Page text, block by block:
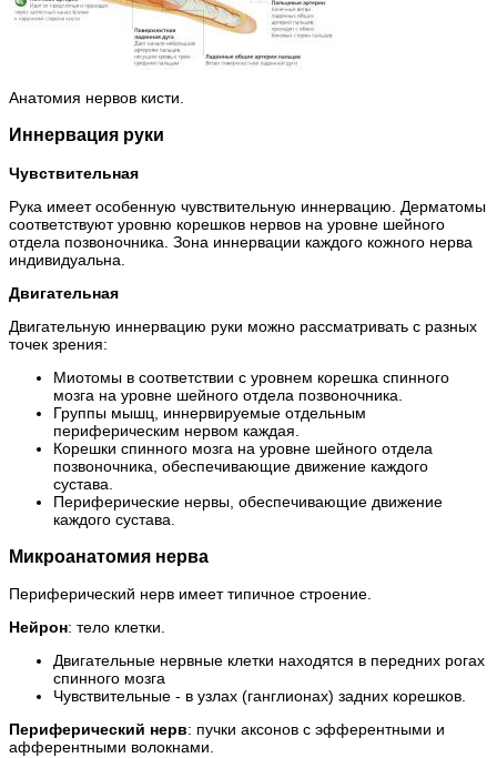
Анатомия нервов кисти.
Иннервация руки
Чувствительная
Рука имеет особенную чувствительную иннервацию. Дерматомы
соответствуют уровню корешков нервов на уровне шейного
отдела позвоночника. Зона иннервации каждого кожного нерва
индивидуальна.
Двигательная
Двигательную иннервацию руки можно рассматривать с разных
точек зрения:
Миотомы в соответствии с уровнем корешка спинного
мозга на уровне шейного отдела позвоночника.
Группы мышц, иннервируемые отдельным
периферическим нервом каждая.
Корешки спинного мозга на уровне шейного отдела
позвоночника, обеспечивающие движение каждого
сустава.
Периферические нервы, обеспечивающие движение
каждого сустава.
Микроанатомия нерва
Периферический нерв имеет типичное строение.
Нейрон: тело клетки.
Двигательные нервные клетки находятся в передних рогах
спинного мозга
Чувствительные - в узлах (ганглионах) задних корешков.
Периферический нерв: пучки аксонов с эфферентными и
афферентными волокнами.